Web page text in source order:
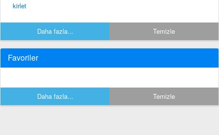
kirlet
Daha fazla... Temizle
Favoriler
Daha fazla... Temizle